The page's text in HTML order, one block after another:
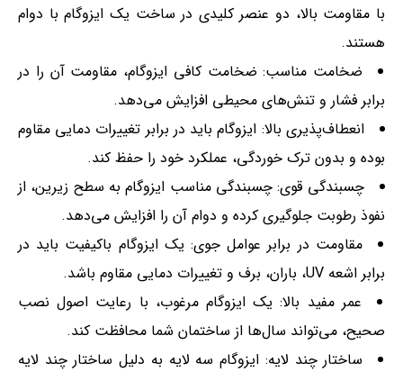
با مقاومت بالا، دو عنصر کلیدی در ساخت یک ایزوگام با دوام
هستند.
ضخامت مناسب: ضخامت کافی ایزوگام، مقاومت آن را در
برابر فشار و تنش‌های محیطی افزایش می‌دهد.
انعطاف‌پذیری بالا: ایزوگام باید در برابر تغییرات دمایی مقاوم
بوده و بدون ترک خوردگی، عملکرد خود را حفظ کند.
چسبندگی قوی: چسبندگی مناسب ایزوگام به سطح زیرین، از
نفوذ رطوبت جلوگیری کرده و دوام آن را افزایش می‌دهد.
مقاومت در برابر عوامل جوی: یک ایزوگام باکیفیت باید در
برابر اشعه UV، باران، برف و تغییرات دمایی مقاوم باشد.
عمر مفید بالا: یک ایزوگام مرغوب، با رعایت اصول نصب
صحیح، می‌تواند سال‌ها از ساختمان شما محافظت کند.
ساختار چند لایه: ایزوگام سه لایه به دلیل ساختار چند لایه